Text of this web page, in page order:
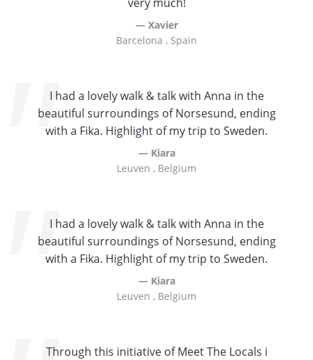
we stop in Alingsås, Anna in particular
recommended a stellar cafe (Nygren's) that
company was even better. I would return any
day to enjoy the forest around Norsesund -
and feel to have truly made new friends.
Thanks so much for sharing your time,
stories, and smiles with us!
Xavier
Barcelona , Spain
I had a lovely walk & talk with Anna in the
beautiful surroundings of Norsesund, ending
with a Fika. Highlight of my trip to Sweden.
Kiara
Leuven , Belgium
I had a lovely walk & talk with Anna in the
beautiful surroundings of Norsesund, ending
with a Fika. Highlight of my trip to Sweden.
Kiara
Leuven , Belgium
Through this initiative of Meet The Locals i